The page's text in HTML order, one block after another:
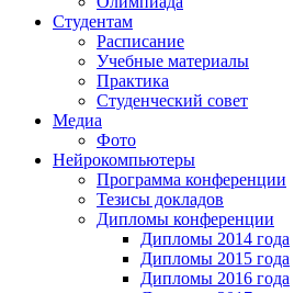
Студентам
Расписание
Учебные материалы
Практика
Студенческий совет
Медиа
Фото
Нейрокомпьютеры
Программа конференции
Тезисы докладов
Дипломы конференции
Дипломы 2014 года
Дипломы 2015 года
Дипломы 2016 года